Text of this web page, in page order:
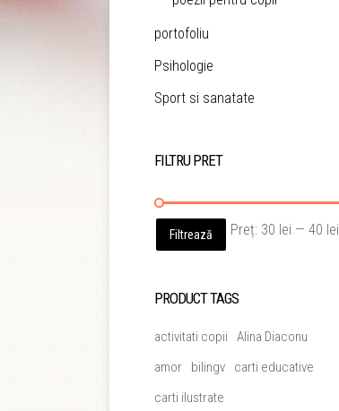
portofoliu
Psihologie
Sport si sanatate
FILTRU PRET
minim
maxim
Filtrează Preț: 30 lei — 40 lei
PRODUCT TAGS
activitati copii
Alina Diaconu
amor
bilingv
carti educative
carti ilustrate